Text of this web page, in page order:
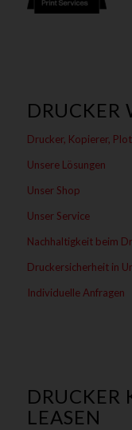
DRUCKER
Drucker, Kopierer,
Unsere Lösungen
Unser Shop
Unser Service
Nachhaltigkeit beim
Druckersicherheit in
Individuelle Anfragen
DRUCKER
LEASEN